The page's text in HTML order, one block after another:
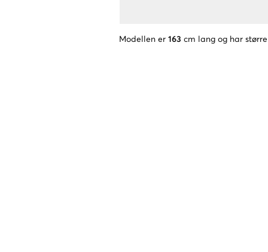
Modellen er 163 cm lang og har